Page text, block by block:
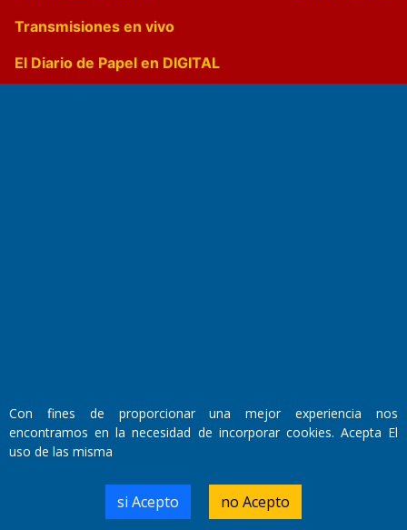
Transmisiones en vivo
El Diario de Papel en DIGITAL
Director Periodístico:
Walter René Goñi
Domicilio Legal: José Ingenieros 855,
Santa Rosa, La Pampa.
Número de Registro DNDA:
Con fines de proporcionar una mejor experiencia nos
encontramos en la necesidad de incorporar cookies. Acepta El
uso de las misma
si Acepto no Acepto